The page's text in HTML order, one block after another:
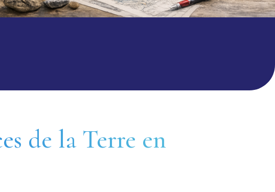
de la Terre en